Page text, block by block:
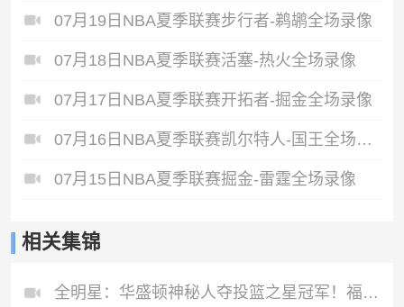
07月19日NBA夏季联赛步行者-鹈鹕全场录像
07月18日NBA夏季联赛活塞-热火全场录像
07月17日NBA夏季联赛开拓者-掘金全场录像
07月16日NBA夏季联赛凯尔特人-国王全场录像
07月15日NBA夏季联赛掘金-雷霆全场录像
相关集锦
全明星：华盛顿神秘人夺投篮之星冠军！福德夺得三分大赛冠军！